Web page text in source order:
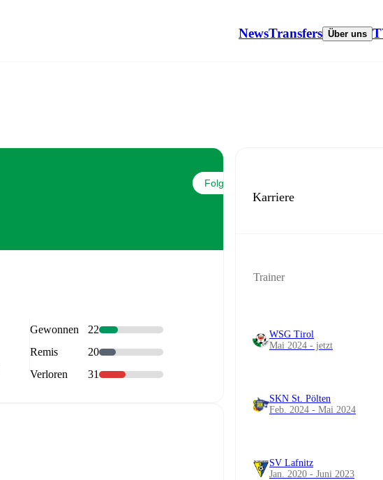
NewsTransfers Über uns
Folgen
Gewonnen
22
Remis
20
Verloren
31
Karriere
Trainer
WSG Tirol
Mai 2024 - jetzt
SKN St. Pölten
Feb. 2024 - Mai 2024
SV Lafnitz
Jan. 2020 - Juni 2023